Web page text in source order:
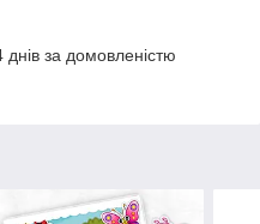
за домовленістю